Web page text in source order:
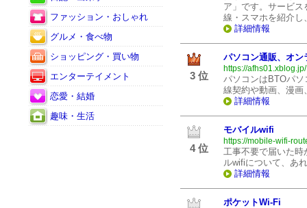
ファッション・おしゃれ
グルメ・食べ物
ショッピング・買い物
エンターテイメント
恋愛・結婚
趣味・生活
ア」です。サービ
線・スマホを紹介し
詳細情報
3 位
パソコン通販、オ
https://afhs01.xblog.jp/
パソコンはBTOパ
線契約や動画、漫画
詳細情報
4 位
モバイルwifi
https://mobile-wifi-
工事不要で届いた時
ルwifiについて、あ
詳細情報
ポケットWi-Fi